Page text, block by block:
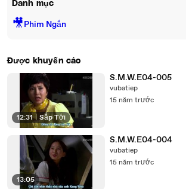
Danh mục
🎥Phim Ngắn
Được khuyến cáo
12:31 | Sắp Tới
S.M.W.E04-005
vubatiep
15 năm trước
13:05
S.M.W.E04-004
vubatiep
15 năm trước